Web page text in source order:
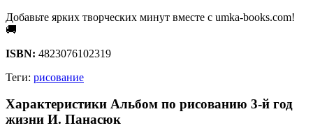
Добавьте ярких творческих минут вместе с umka-books.com!
🚚
ISBN: 4823076102319
Теги: рисование
Характеристики Альбом по рисованию 3-й год
жизни И. Панасюк